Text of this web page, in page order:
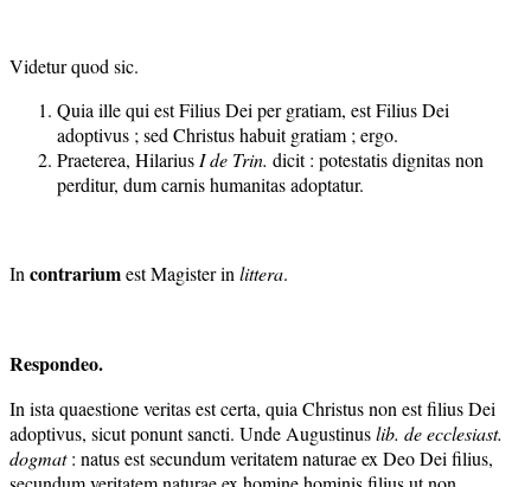
Videtur quod sic.
Quia ille qui est Filius Dei per gratiam, est Filius Dei
adoptivus ; sed Christus habuit gratiam ; ergo.
Praeterea, Hilarius Ide Trin. dicit : potestatis dignitas non
perditur, dum carnis humanitas adoptatur.
In contrariumest Magister in littera.
Respondeo.
In ista quaestione veritas est certa, quia Christus non est filius Dei
adoptivus, sicut ponunt sancti. Unde Augustinuslib. de ecclesiast.
dogmat: natus est secundum veritatem naturae ex Deo Dei filius,